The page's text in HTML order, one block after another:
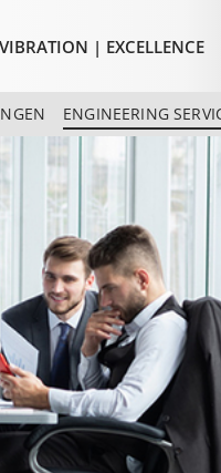
| EXCELLENCE
ENGINEERING